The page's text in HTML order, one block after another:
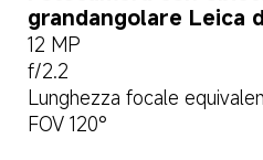
grandangolare Leica
12 MP
f/2.2
Lunghezza focale
FOV 120°